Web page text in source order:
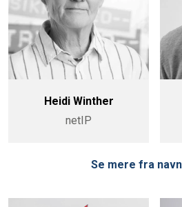
Heidi Winther
netIP
Se mere fra